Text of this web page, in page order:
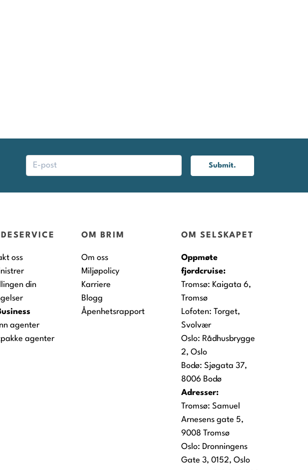
Submit.
oss
din
agenter
agenter
OM BRIM
Om oss
Miljøpolicy
Karriere
Blogg
Åpenhetsrapport
OM SELSKAPET
Oppmøte
fjordcruise:
Tromsø: Kaigata 6,
Tromsø
Lofoten: Torget,
Svolvær
Oslo: Rådhusbrygge
2, Oslo
Bodø: Sjøgata 37,
8006 Bodø
Adresser:
Tromsø: Samuel
Arnesens gate 5,
9008 Tromsø
Oslo: Dronningens
Gate 3, 0152, Oslo